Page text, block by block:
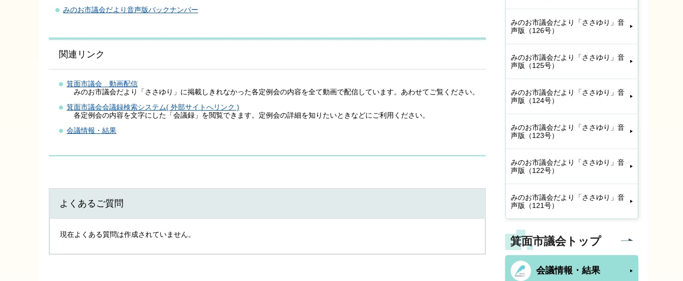
みのお市議会だより音声版バックナンバー
関連リンク
箕面市議会 動画配信
みのお市議会だより「ささゆり」に掲載しきれなかった各定例会の内容を全て動画で配信しています。あわせてご覧ください。
箕面市議会会議録検索システム( 外部サイトへリンク )
各定例会の内容を文字にした「会議録」を閲覧できます。定例会の詳細を知りたいときなどにご利用ください。
会議情報・結果
よくあるご質問
現在よくある質問は作成されていません。
みのお市議会だより「ささゆり」音
声版（126号）
みのお市議会だより「ささゆり」音
声版（125号）
みのお市議会だより「ささゆり」音
声版（124号）
みのお市議会だより「ささゆり」音
声版（123号）
みのお市議会だより「ささゆり」音
声版（122号）
みのお市議会だより「ささゆり」音
声版（121号）
箕面市議会トップ
会議情報・結果